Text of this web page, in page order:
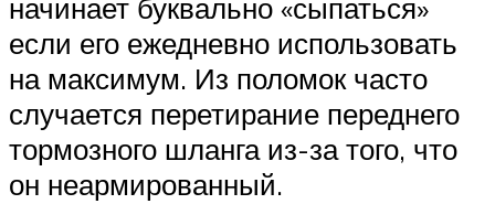
начинает буквально «сыпаться»
если его ежедневно использовать
на максимум. Из поломок часто
случается перетирание переднего
тормозного шланга из-за того, что
он неармированный.